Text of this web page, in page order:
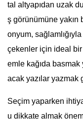
tal altyapıdan uzak
ş görünümüne yakın
onyum,
çekenler için ideal
emle kağıda
acak yazılar yazmak
Seçim yaparken
u dikkate almak